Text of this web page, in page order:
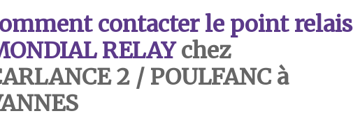
contacter le point relais
RELAYchez
2 / POULFANC à